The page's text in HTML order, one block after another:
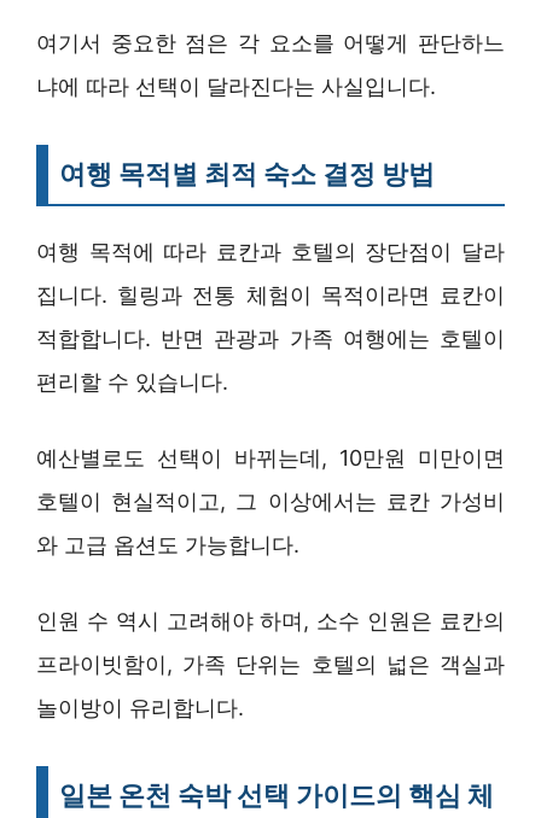
여기서 중요한 점은 각 요소를 어떻게 판단하느
냐에 따라 선택이 달라진다는 사실입니다.
여행 목적별 최적 숙소 결정 방법
여행 목적에 따라 료칸과 호텔의 장단점이 달라
집니다. 힐링과 전통 체험이 목적이라면 료칸이
적합합니다. 반면 관광과 가족 여행에는 호텔이
편리할 수 있습니다.
예산별로도 선택이 바뀌는데, 10만원 미만이면
호텔이 현실적이고, 그 이상에서는 료칸 가성비
와 고급 옵션도 가능합니다.
인원 수 역시 고려해야 하며, 소수 인원은 료칸의
프라이빗함이, 가족 단위는 호텔의 넓은 객실과
놀이방이 유리합니다.
일본 온천 숙박 선택 가이드의 핵심 체